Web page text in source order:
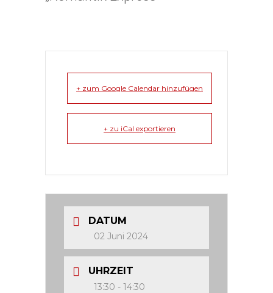
+ zum Google Calendar hinzufügen
+ zu iCal exportieren
DATUM
02 Juni 2024
UHRZEIT
13:30 - 14:30